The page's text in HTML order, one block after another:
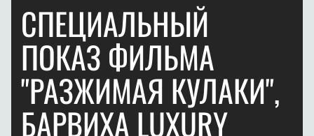
СПЕЦИАЛЬНЫЙ
ПОКАЗ ФИЛЬМА
"РАЗЖИМАЯ КУЛАКИ",
БАРВИХА LUXURY